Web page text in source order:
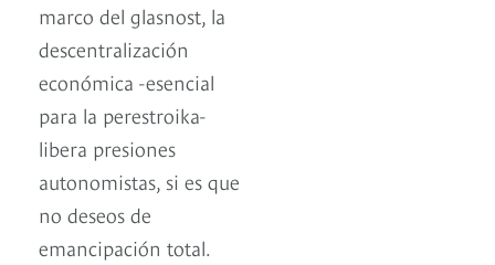
marco del glasnost, la
descentralización
económica -esencial
para la perestroika-
libera presiones
autonomistas, si es que
no deseos de
emancipación total.